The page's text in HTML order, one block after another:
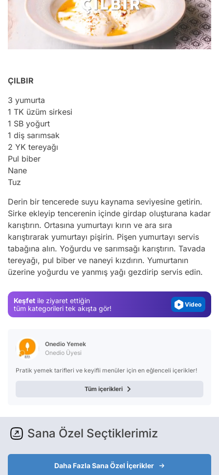
ÇILBIR
3 yumurta
1 TK üzüm sirkesi
1 SB yoğurt
1 diş sarımsak
2 YK tereyağı
Pul biber
Nane
Tuz
Derin bir tencerede suyu kaynama seviyesine getirin.
Sirke ekleyip tencerenin içinde girdap oluşturana kadar
karıştırın. Ortasına yumurtayı kırın ve ara sıra
karıştırarak yumurtayı pişirin. Pişen yumurtayı servis
tabağına alın. Yoğurdu ve sarımsağı karıştırın. Tavada
tereyağı, pul biber ve naneyi kızdırın. Yumurtanın
üzerine yoğurdu ve yanmış yağı gezdirip servis edin.
Keşfet ile ziyaret ettiğin
tüm kategorileri tek akışta gör!
Video
Gündem
Video
Onedio Yemek
Onedio Üyesi
Pratik yemek tarifleri ve keyifli menüler için en eğlenceli içerikler!
Tüm içerikleri
Sana Özel Seçtiklerimiz
Daha Fazla Sana Özel İçerikler